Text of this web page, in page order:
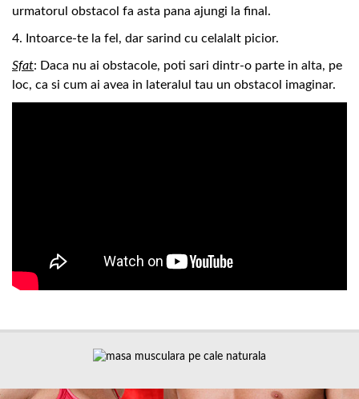
urmatorul obstacol fa asta pana ajungi la final.
4. Intoarce-te la fel, dar sarind cu celalalt picior.
Sfat: Daca nu ai obstacole, poti sari dintr-o parte in alta, pe
loc, ca si cum ai avea in lateralul tau un obstacol imaginar.